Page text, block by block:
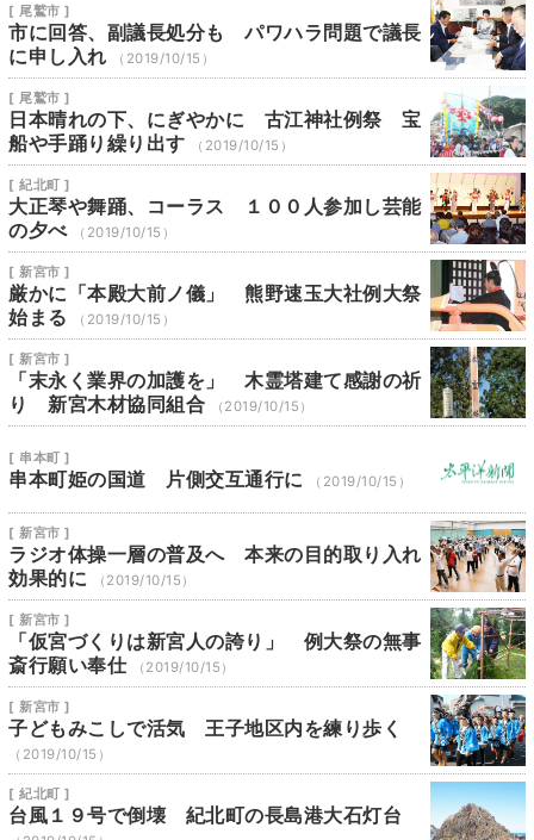
[ 尾鷲市 ]
市に回答、副議長処分も パワハラ問題で議長
に申し入れ
（2019/10/15）
[ 尾鷲市 ]
日本晴れの下、にぎやかに 古江神社例祭 宝
船や手踊り繰り出す
（2019/10/15）
[ 紀北町 ]
大正琴や舞踊、コーラス １００人参加し芸能
の夕べ
（2019/10/15）
[ 新宮市 ]
厳かに「本殿大前ノ儀」 熊野速玉大社例大祭
始まる
（2019/10/15）
[ 新宮市 ]
「末永く業界の加護を」 木霊塔建て感謝の祈
り 新宮木材協同組合
（2019/10/15）
[ 串本町 ]
串本町姫の国道 片側交互通行に （2019/10/15）
[ 新宮市 ]
ラジオ体操一層の普及へ 本来の目的取り入れ
効果的に
（2019/10/15）
[ 新宮市 ]
「仮宮づくりは新宮人の誇り」 例大祭の無事
斎行願い奉仕
（2019/10/15）
[ 新宮市 ]
子どもみこしで活気 王子地区内を練り歩く
（2019/10/15）
[ 紀北町 ]
台風１９号で倒壊 紀北町の長島港大石灯台